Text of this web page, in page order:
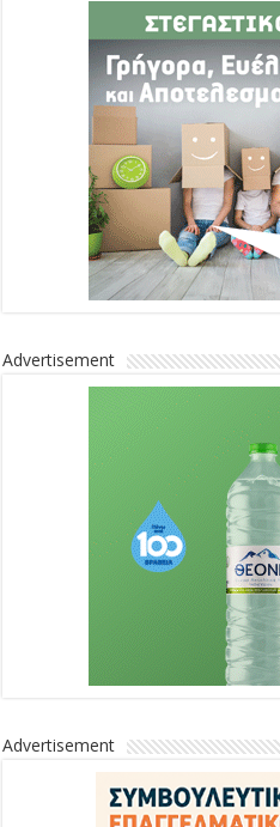
Advertisement
Advertisement